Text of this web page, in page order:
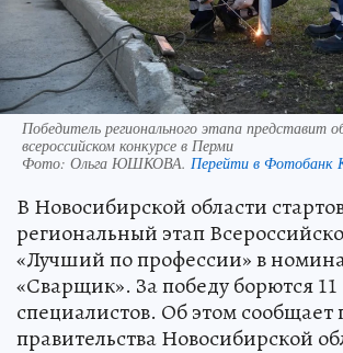
Победитель регионального этапа представит
всероссийском конкурсе в Перми
Фото: Ольга ЮШКОВА. Перейти в Фотобанк
В Новосибирской области
региональный этап
«Лучший по профессии» в
«Сварщик». За победу борются 11
специалистов. Об этом сообщает
правительства Новосибирской